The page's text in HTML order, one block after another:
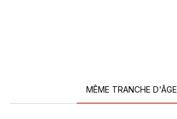
MÊME TRANCHE D'ÂGE